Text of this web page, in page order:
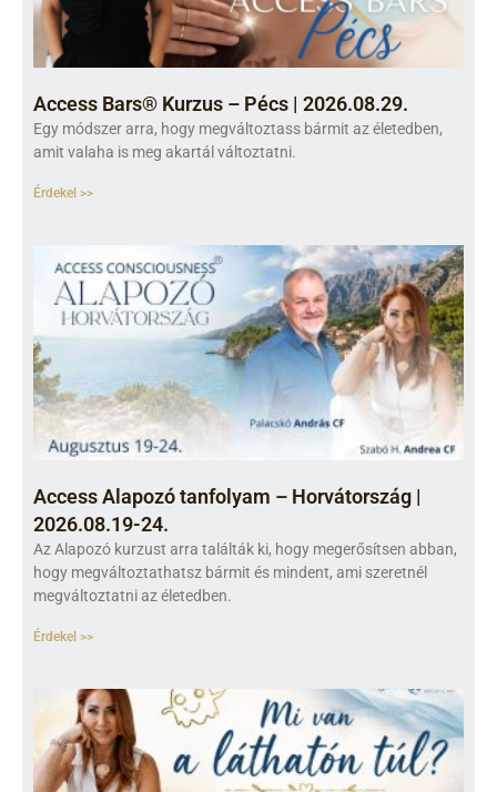
Access Bars® Kurzus – Pécs | 2026.08.29.
Egy módszer arra, hogy megváltoztass bármit az életedben,
amit valaha is meg akartál változtatni.
Érdekel >>
Access Alapozó tanfolyam – Horvátország |
2026.08.19-24.
Az Alapozó kurzust arra találták ki, hogy megerősítsen abban,
hogy megváltoztathatsz bármit és mindent, ami szeretnél
megváltoztatni az életedben.
Érdekel >>